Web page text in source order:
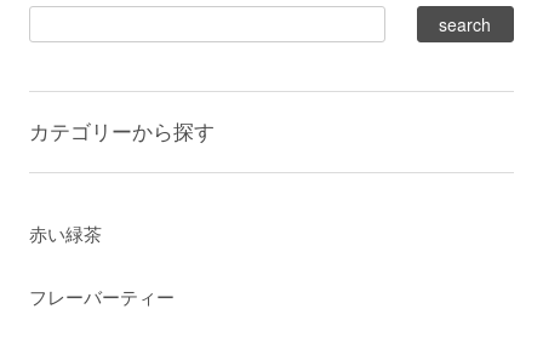
カテゴリーから探す
赤い緑茶
フレーバーティー